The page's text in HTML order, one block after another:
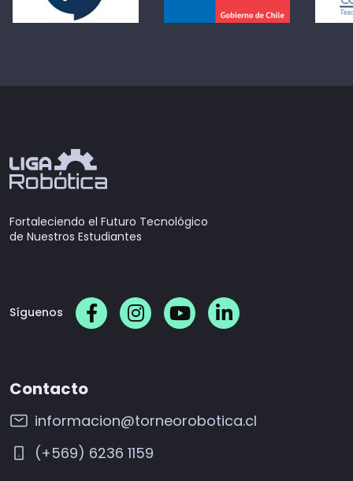
Fortaleciendo el Futuro Tecnológico
de Nuestros Estudiantes
Síguenos
Contacto
informacion@torneorobotica.cl
(+569) 6236 1159